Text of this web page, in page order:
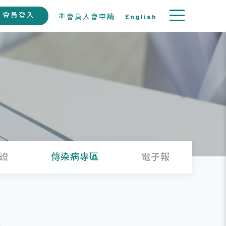
會員登入 準會員入會申請 English
傳染病專區 電子報 徵